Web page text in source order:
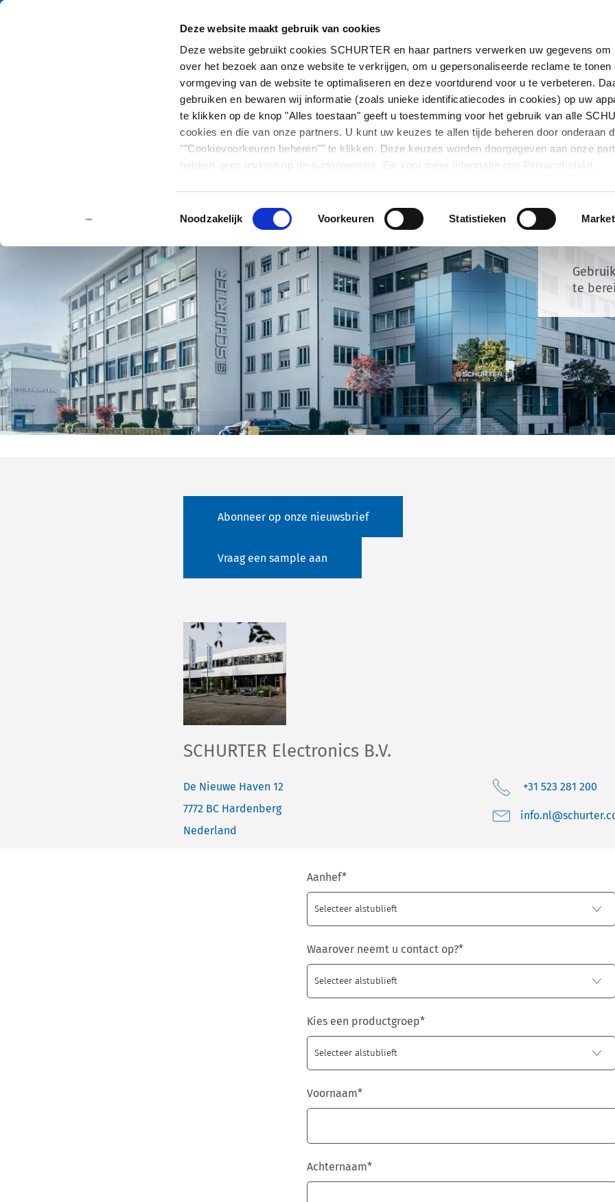
Deze website maakt gebruik van cookies
Deze website gebruikt cookies SCHURTER en haar partners verwerken uw gegevens om
over het bezoek aan onze website te verkrijgen, om u gepersonaliseerde reclame te tonen
vormgeving van de website te optimaliseren en deze voortdurend voor u te verbeteren.
gebruiken en bewaren wij informatie (zoals unieke identificatiecodes in cookies) op uw
te klikken op de knop "Alles toestaan" geeft u toestemming voor het gebruik van alle
cookies en die van onze partners. U kunt uw keuzes te allen tijde beheren door onderaan
""Cookievoorkeuren beheren"" te klikken. Deze keuzes worden doorgegeven aan onze
hebben geen invloed op de surfgegevens. Zie voor meer informatie ons Privacybeleid
Toestemmingsselectie
Noodzakelijk Voorkeuren Statistieken
Catalogus Producten Markten
te
Abonneer op onze nieuwsbrief
Vraag een sample aan
SCHURTER Electronics B.V.
De Nieuwe Haven 12
7772 BC Hardenberg
Nederland
+31 523 281 200
Aanhef*
Waarover neemt u contact op?*
Kies een productgroep*
Voornaam*
Achternaam*